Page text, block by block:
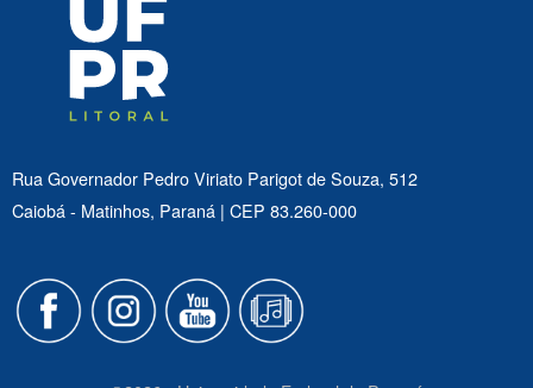
Rua Governador Pedro Viriato Parigot de Souza, 512
Caiobá - Matinhos, Paraná | CEP 83.260-000